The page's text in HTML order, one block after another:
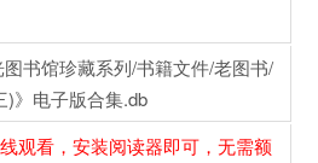
书馆珍藏系列/书籍文件/老图书/
)》电子版合集.db
观看，安装阅读器即可，无需额